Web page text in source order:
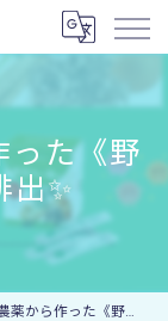
った《野
出✨
た《野菜力》でスッキリ排出✨